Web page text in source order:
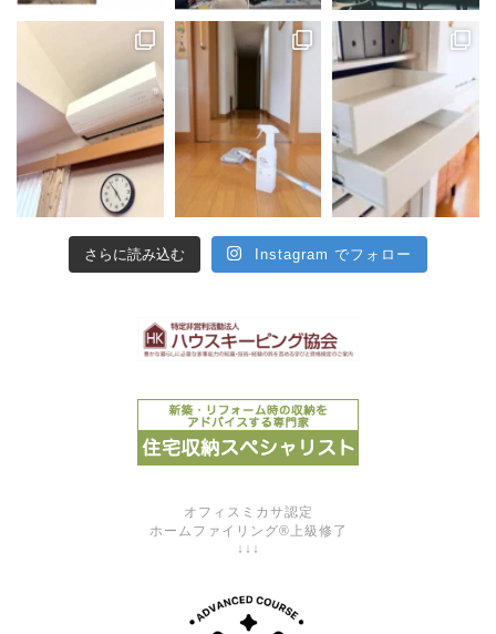
さらに読み込む Instagram でフォロー
オフィスミカサ認定
ホームファイリング®上級修了
↓↓↓